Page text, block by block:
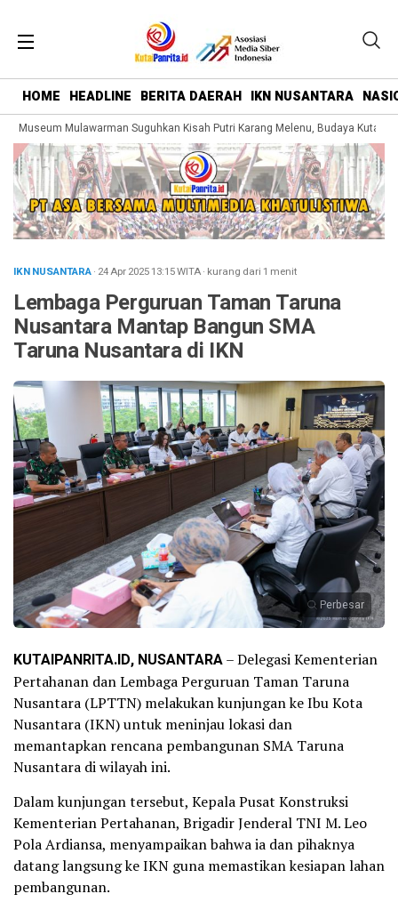
HOME HEADLINE BERITA DAERAH IKN NUSANTARA
Museum Mulawarman Suguhkan Kisah Putri Karang Melenu, Budaya Kutai
IKN NUSANTARA· 24 Apr 202513:15WITA· kurang dari 1 menit
Lembaga Perguruan Taman Taruna
Nusantara Mantap Bangun SMA
Taruna Nusantara di IKN
Perbesar
KUTAIPANRITA.ID, NUSANTARA– Delegasi Kementerian
Pertahanan dan Lembaga Perguruan Taman Taruna
Nusantara (LPTTN) melakukan kunjungan ke Ibu Kota
Nusantara (IKN) untuk meninjau lokasi dan
memantapkan rencana pembangunan SMA Taruna
Nusantara di wilayah ini.
Dalam kunjungan tersebut, Kepala Pusat Konstruksi
Kementerian Pertahanan, Brigadir Jenderal TNI M. Leo
Pola Ardiansa, menyampaikan bahwa ia dan pihaknya
datang langsung ke IKN guna memastikan kesiapan lahan
pembangunan.